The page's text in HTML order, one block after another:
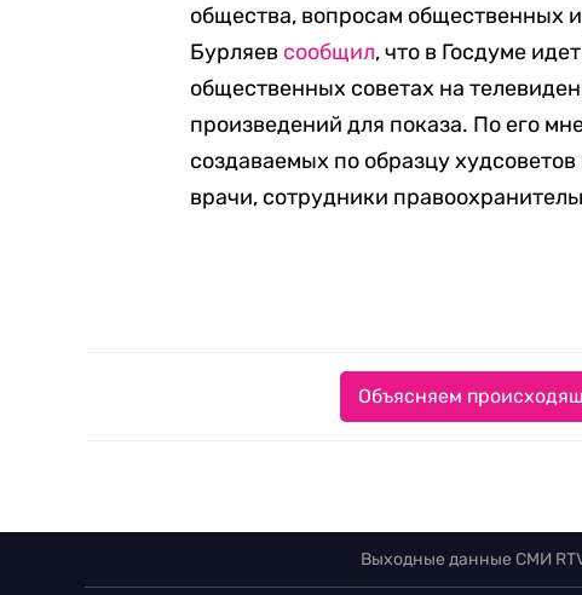
общества, вопросам общественных
Бурляев сообщил, что в Госдуме
общественных советах на
произведений для показа. По его
создаваемых по образцу
врачи, сотрудники
Объясняем
Выходные данные СМИ